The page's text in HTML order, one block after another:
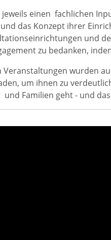
jeweils einen fachlichen
das Konzept ihrer
und
zu bedanken,
Veranstaltungen wurden
um ihnen zu
und Familien geht - und